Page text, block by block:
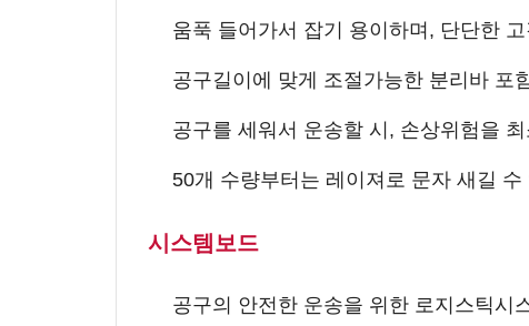
움푹 들어가서 잡기 용이하며, 단단한
공구길이에 맞게 조절가능한 분리바 포
공구를 세워서 운송할 시, 손상위험을
50개 수량부터는 레이져로 문자 새길 수
시스템보드
공구의 안전한 운송을 위한 로지스틱시